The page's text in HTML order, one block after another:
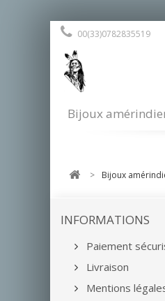
00(33)0782835519
Bijoux
> Bijoux
INFORMATIONS
Paiement
Livraison
Mentions